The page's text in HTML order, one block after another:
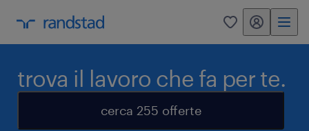
0 my randstad
trova il lavoro che fa per te.
cerca 255 offerte